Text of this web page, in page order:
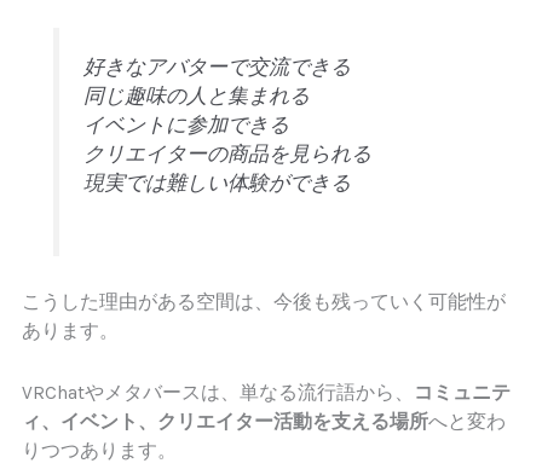
好きなアバターで交流できる
同じ趣味の人と集まれる
イベントに参加できる
クリエイターの商品を見られる
現実では難しい体験ができる
こうした理由がある空間は、今後も残っていく可能性が
あります。
VRChatやメタバースは、単なる流行語から、 コミュニテ
ィ、イベント、クリエイター活動を支える場所へと変わ
りつつあります。